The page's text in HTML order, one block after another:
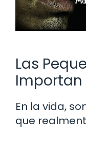
Las
Importan
En la vida,
que